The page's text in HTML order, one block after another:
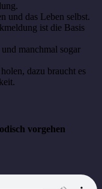
und das Leben selbst.
ist die Basis
manchmal sogar
dazu braucht es
vorgehen